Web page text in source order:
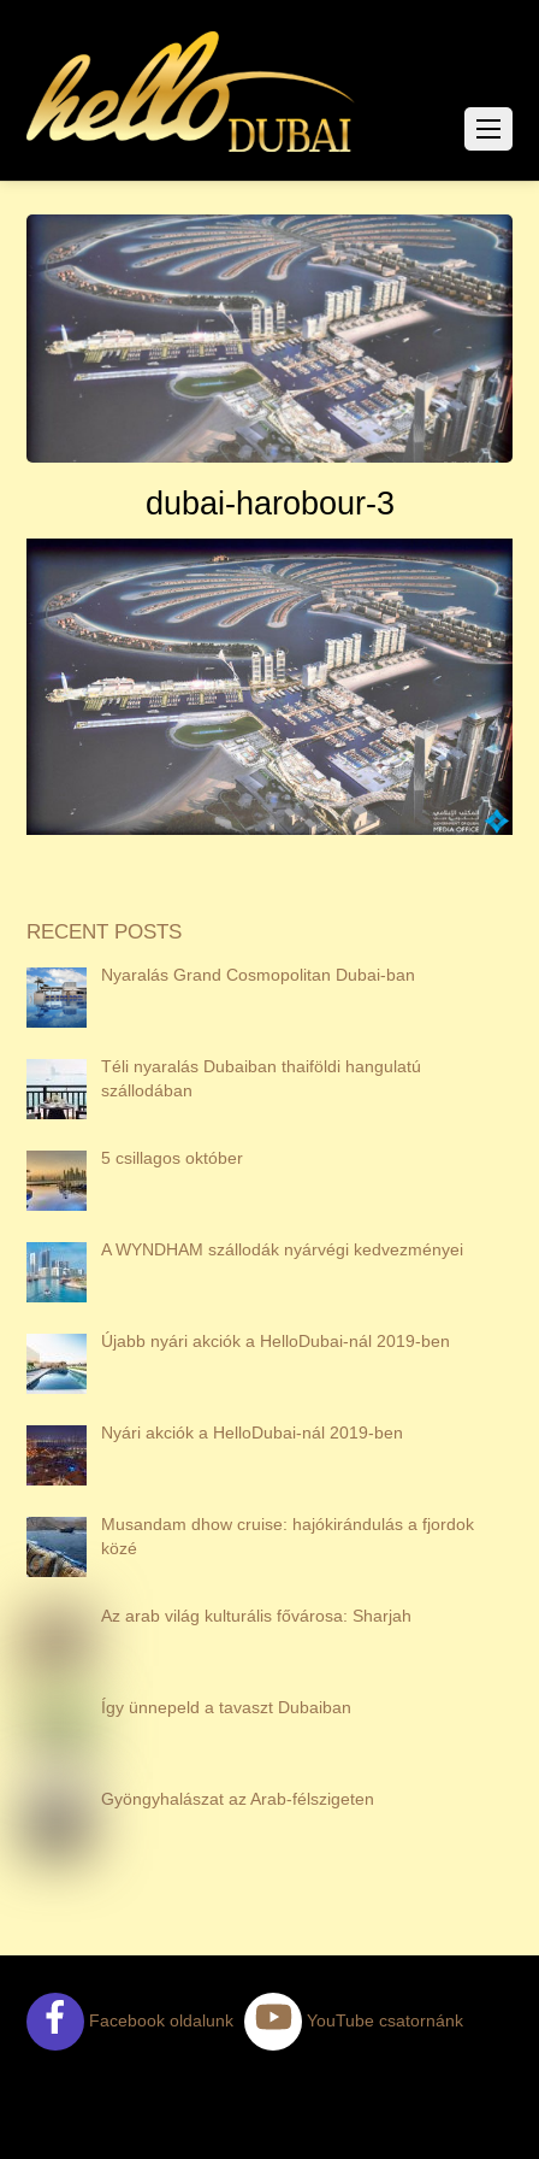
dubai-harobour-3
RECENT POSTS
Nyaralás Grand Cosmopolitan Dubai-ban
Téli nyaralás Dubaiban thaiföldi hangulatú
szállodában
5 csillagos október
A WYNDHAM szállodák nyárvégi kedvezményei
Újabb nyári akciók a HelloDubai-nál 2019-ben
Nyári akciók a HelloDubai-nál 2019-ben
Musandam dhow cruise: hajókirándulás a fjordok
közé
Az arab világ kulturális fővárosa: Sharjah
Így ünnepeld a tavaszt Dubaiban
Gyöngyhalászat az Arab-félszigeten
Facebook oldalunk YouTube csatornánk